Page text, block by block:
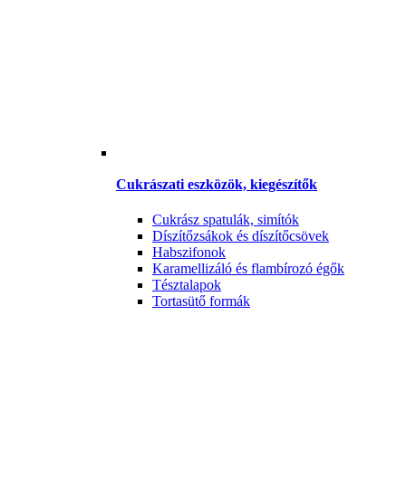
Cukrászati eszközök, kiegészítők
Cukrász spatulák, simítók
Díszítőzsákok és díszítőcsövek
Habszifonok
Karamellizáló és flambírozó égők
Tésztalapok
Tortasütő formák